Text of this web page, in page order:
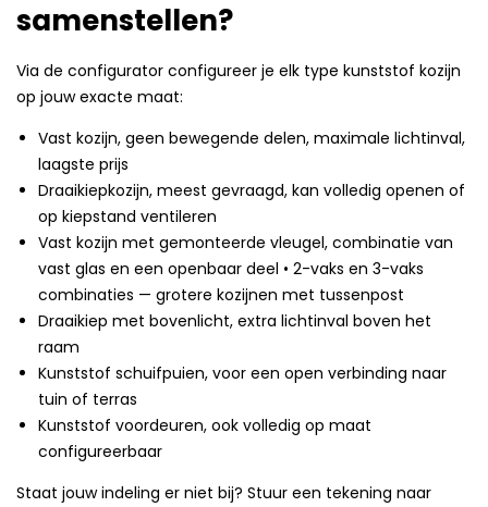
samenstellen?
Via de configurator configureer je elk type kunststof kozijn
op jouw exacte maat:
Vast kozijn, geen bewegende delen, maximale lichtinval,
laagste prijs
Draaikiepkozijn, meest gevraagd, kan volledig openen of
op kiepstand ventileren
Vast kozijn met gemonteerde vleugel, combinatie van
vast glas en een openbaar deel • 2-vaks en 3-vaks
combinaties — grotere kozijnen met tussenpost
Draaikiep met bovenlicht, extra lichtinval boven het
raam
Kunststof schuifpuien, voor een open verbinding naar
tuin of terras
Kunststof voordeuren, ook volledig op maat
configureerbaar
Staat jouw indeling er niet bij? Stuur een tekening naar